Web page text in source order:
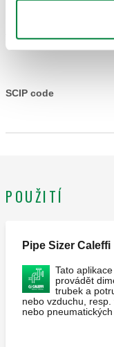
Text výběrového řízení
nádoby. Třída
SCIP code
POUŽITÍ
Pipe Sizer Caleffi
Tato
provádět
trubek a
nebo vzduchu,
nebo